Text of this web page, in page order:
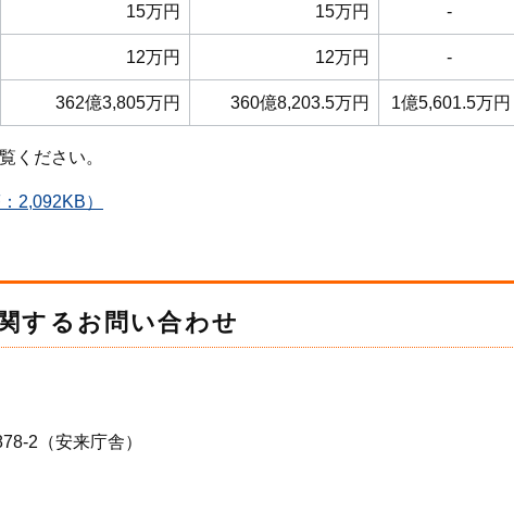
15万円 15万円 -
12万円 12万円 -
362億3,805万円 360億8,203.5万円 1億5,601.5万円
ください。
2,092KB）
するお問い合わせ
2（安来庁舎）